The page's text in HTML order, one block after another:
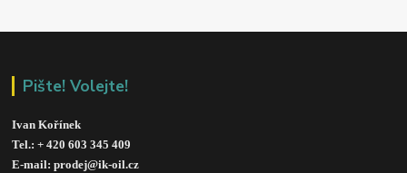
Pište! Volejte!
Ivan Kořínek
Tel.: + 420 603 345 409
E-mail: prodej@ik-oil.cz